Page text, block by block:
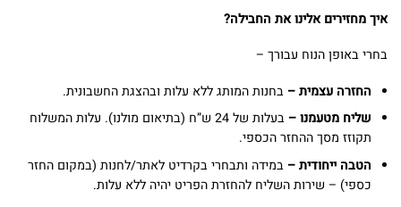
איך מחזירים אלינו את החבילה?
בחרי באופן הנוח עבורך –
החזרה עצמית –בחנות המותג ללא עלות ובהצגת החשבונית.
שליח מטעמנו –
בעלות של 24 ש”ח (בתיאום מולנו). עלות המשלוח
תקוזז מסך ההחזר הכספי.
הטבה ייחודית –במידה ותבחרי בקרדיט לאתר/לחנות (במקום החזר
כספי) – שירות השליח להחזרת הפריט יהיה ללא עלות.